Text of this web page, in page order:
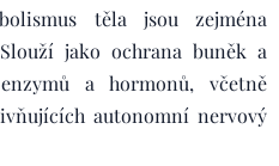
těla jsou zejména
jako ochrana buněk a
a hormonů, včetně
autonomní nervový